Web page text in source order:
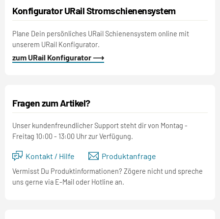
Konfigurator URail Stromschienensystem
Plane Dein persönliches URail Schienensystem online mit
unserem URail Konfigurator.
zum URail Konfigurator ⟶
Fragen zum Artikel?
Unser kundenfreundlicher Support steht dir von Montag -
Freitag 10:00 - 13:00 Uhr zur Verfügung.
Kontakt / Hilfe Produktanfrage
Vermisst Du Produktinformationen? Zögere nicht und spreche
uns gerne via E-Mail oder Hotline an.